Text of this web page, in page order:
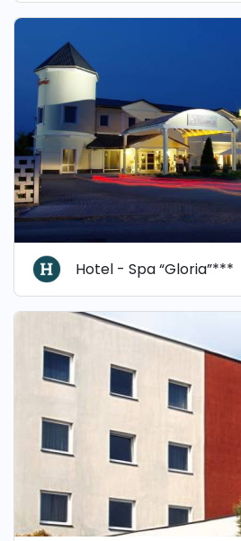
Hotel - Spa “Gloria”***